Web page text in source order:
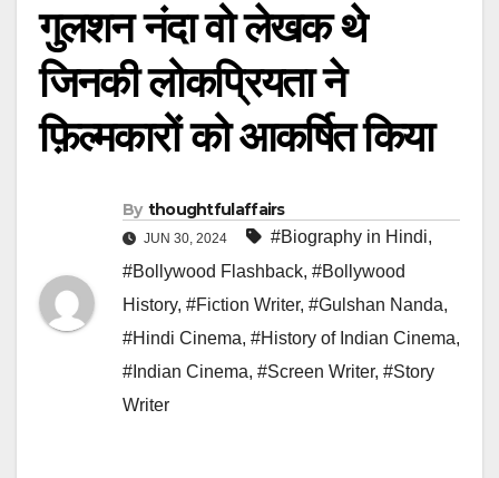
गुलशन नंदा वो लेखक थे
जिनकी लोकप्रियता ने
फ़िल्मकारों को आकर्षित किया
By thoughtfulaffairs
JUN 30, 2024 #Biography in Hindi,
#Bollywood Flashback, #Bollywood
History, #Fiction Writer, #Gulshan Nanda,
#Hindi Cinema, #History of Indian Cinema,
#Indian Cinema, #Screen Writer, #Story
Writer